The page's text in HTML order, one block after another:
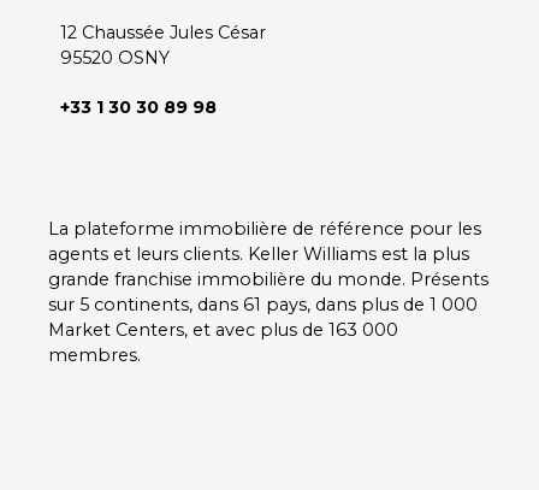
12 Chaussée Jules César
95520 OSNY
+33 1 30 30 89 98
La plateforme immobilière de référence pour les
agents et leurs clients. Keller Williams est la plus
grande franchise immobilière du monde. Présents
sur 5 continents, dans 61 pays, dans plus de 1 000
Market Centers, et avec plus de 163 000
membres.